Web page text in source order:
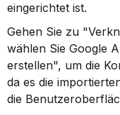
eingerichtet ist.
Gehen Sie zu
wählen Sie Google
erstellen", um die
da es die
die